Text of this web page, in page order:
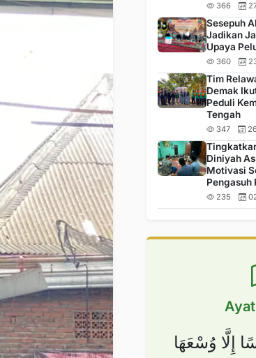
366
Sesepuh
Jadikan
Upaya
360
Tim
Demak
Peduli
Tengah
347
Diniyah
Motivasi
Pengasuh
235
إِلَّا وُسْعَهَا